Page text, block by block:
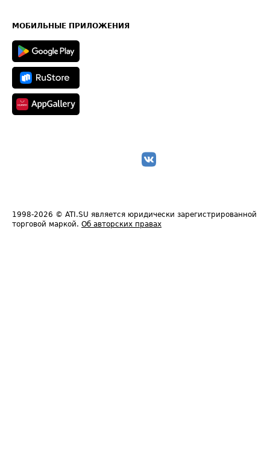
Техническая информация
МОБИЛЬНЫЕ ПРИЛОЖЕНИЯ
1998-2026 © ATI.SU является юридически зарегистрированной
торговой маркой. Об авторских правах